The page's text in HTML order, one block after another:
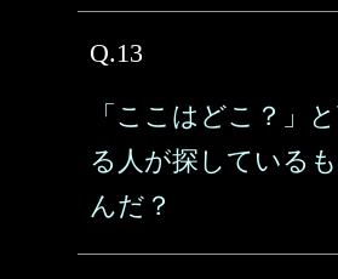
Q.13
「ここはどこ？」
る人が探している
んだ？